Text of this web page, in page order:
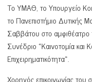
Το ΥΜΑΘ, το Υπουργείο
το Πανεπιστήμιο Δυτικής
Σαββάτου στο
Συνέδριο «Καινοτομία και
Επιχειρηματικότητα».
Χορηγός επικοινωνίας του